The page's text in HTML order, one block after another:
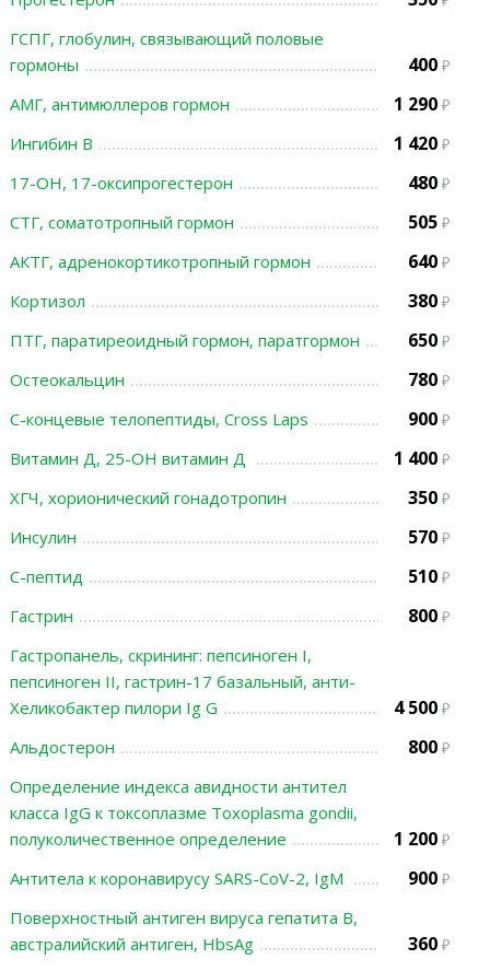
ГСПГ, глобулин, связывающий половые
гормоны
400
АМГ, антимюллеров гормон 1 290
Ингибин В 1 420
17-ОН, 17-оксипрогестерон 480
СТГ, соматотропный гормон 505
АКТГ, адренокортикотропный гормон 640
Кортизол 380
ПТГ, паратиреоидный гормон, паратгормон 650
Остеокальцин 780
С-концевые телопептиды, Cross Laps 900
Витамин Д, 25-ОН витамин Д 1 400
ХГЧ, хорионический гонадотропин 350
Инсулин 570
С-пептид 510
Гастрин 800
Гастропанель, скрининг: пепсиноген I,
пепсиноген II, гастрин-17 базальный, анти-
Хеликобактер пилори Ig G
4 500
Альдостерон 800
Определение индекса авидности антител
класса IgG к токсоплазме Toxoplasma gondii,
полуколичественное определение
1 200
Антитела к коронавирусу SARS-CoV-2, IgМ 900
Поверхностный антиген вируса гепатита В,
австралийский антиген, HbsAg
360